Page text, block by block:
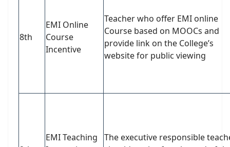
8th
EMI Online
Course
Incentive
Teacher who offer EMI online
Course based on MOOCs and
provide link on the College’s
website for public viewing
EMI Teaching
The executive responsible